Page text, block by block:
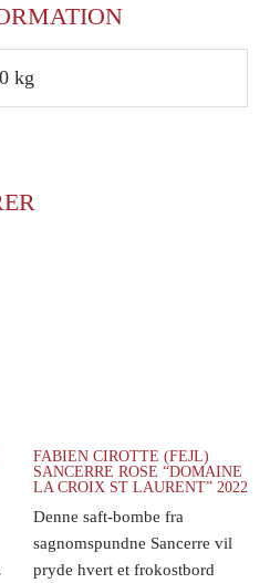
kg
FABIEN CIROTTE (FEJL)
SANCERRE ROSE “DOMAINE
LA CROIX ST LAURENT” 2022
Denne saft-bombe fra
sagnomspundne Sancerre vil
pryde hvert et frokostbord